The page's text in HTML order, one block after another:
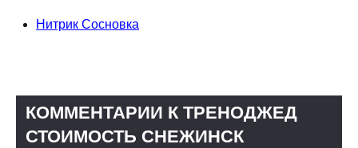
Нитрик Сосновка
КОММЕНТАРИИ К ТРЕНОДЖЕД
СТОИМОСТЬ СНЕЖИНСК